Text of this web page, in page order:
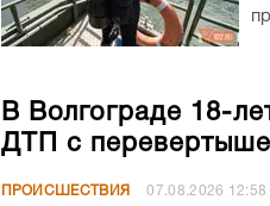
В Волгограде 18-
ДТП с
ПРОИСШЕСТВИЯ 07.08.2026 12:58